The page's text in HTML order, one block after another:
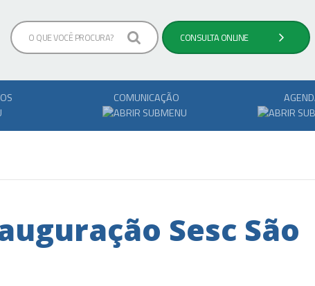
COMUNICAÇÃO
Sesc São